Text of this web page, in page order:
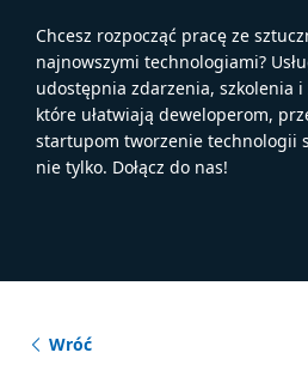
Chcesz rozpocząć pracę ze
najnowszymi technologiami?
udostępnia zdarzenia, szkolenia i
które ułatwiają deweloperom,
startupom tworzenie technologii
nie tylko. Dołącz do nas!
Wróć